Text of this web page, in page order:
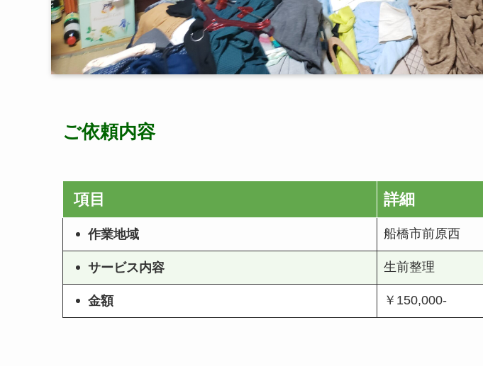
ご依頼内容
項目 詳細
作業地域 船橋市前原西
サービス内容 生前整理
金額 ￥150,000-